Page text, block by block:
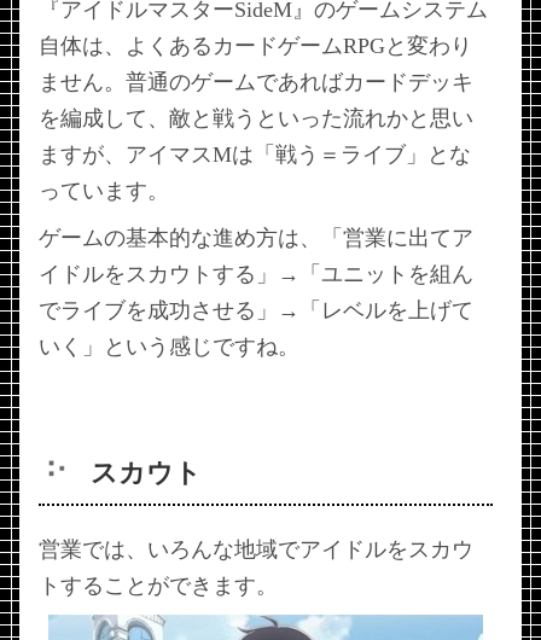
『アイドルマスターSideM』のゲームシステム
自体は、よくあるカードゲームRPGと変わり
ません。普通のゲームであればカードデッキ
を編成して、敵と戦うといった流れかと思い
ますが、アイマスMは「戦う＝ライブ」とな
っています。
ゲームの基本的な進め方は、「営業に出てア
イドルをスカウトする」→「ユニットを組ん
でライブを成功させる」→「レベルを上げて
いく」という感じですね。
スカウト
営業では、いろんな地域でアイドルをスカウ
トすることができます。